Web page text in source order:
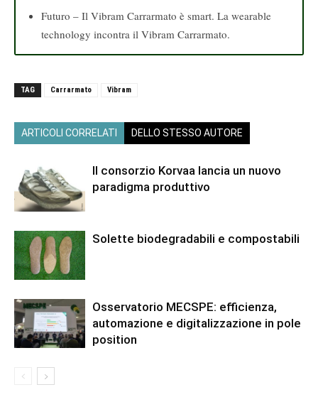
Futuro – Il Vibram Carrarmato è smart. La wearable
technology incontra il Vibram Carrarmato.
TAG Carrarmato Vibram
ARTICOLI CORRELATI DELLO STESSO AUTORE
Il consorzio Korvaa lancia un nuovo
paradigma produttivo
Solette biodegradabili e compostabili
Osservatorio MECSPE: efficienza,
automazione e digitalizzazione in pole
position